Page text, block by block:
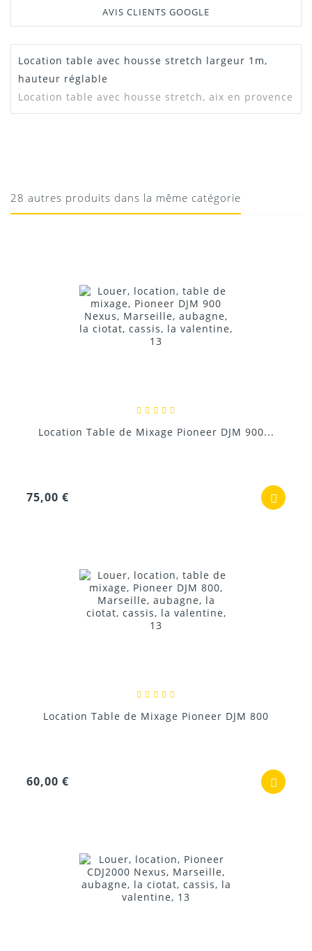
AVIS CLIENTS GOOGLE
Manuel /
Notice
Télécharger Dans L'onglet
Location table avec housse stretch largeur 1m,
hauteur réglable
Location table avec housse stretch, aix en provence
10/08/2020
28 autres produits dans la même catégorie
Location Table de Mixage Pioneer DJM 900...
75,00 €
Location Table de Mixage Pioneer DJM 800
60,00 €